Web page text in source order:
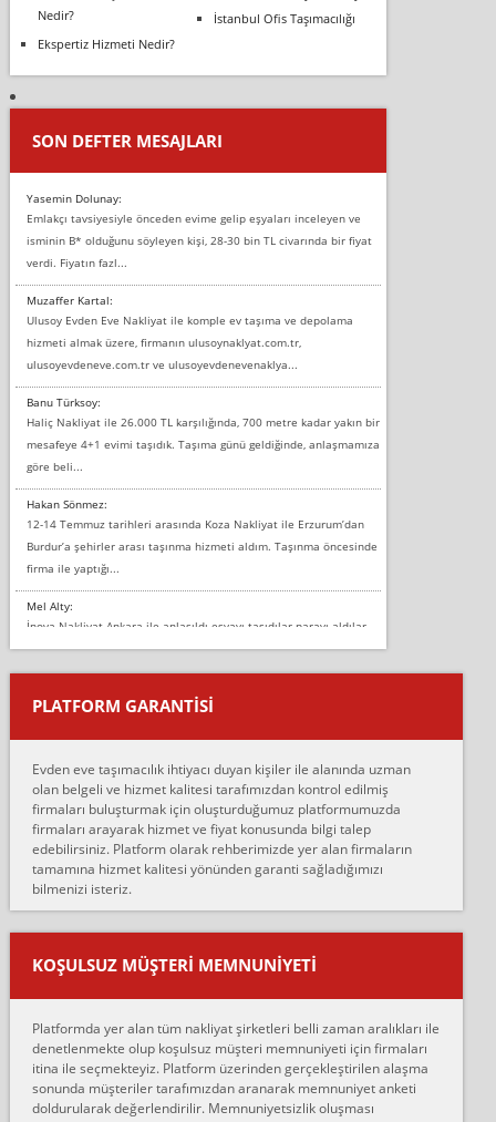
Nedir?
İstanbul Ofis Taşımacılığı
Ekspertiz Hizmeti Nedir?
SON DEFTER MESAJLARI
Yasemin Dolunay:
Emlakçı tavsiyesiyle önceden evime gelip eşyaları inceleyen ve
isminin B* olduğunu söyleyen kişi, 28-30 bin TL civarında bir fiyat
verdi. Fiyatın fazl...
Muzaffer Kartal:
Ulusoy Evden Eve Nakliyat ile komple ev taşıma ve depolama
hizmeti almak üzere, firmanın ulusoynaklyat.com.tr,
ulusoyevdeneve.com.tr ve ulusoyevdenevenaklya...
Banu Türksoy:
Haliç Nakliyat ile 26.000 TL karşılığında, 700 metre kadar yakın bir
mesafeye 4+1 evimi taşıdık. Taşıma günü geldiğinde, anlaşmamıza
göre beli...
Hakan Sönmez:
12-14 Temmuz tarihleri arasında Koza Nakliyat ile Erzurum’dan
Burdur’a şehirler arası taşınma hizmeti aldım. Taşınma öncesinde
firma ile yaptığı...
Mel Alty:
İnova Nakliyat Ankara ile anlaşıldı eşyayı taşıdılar parayı aldılar.
Salon duvarına bir baktım birisi boydan alüminyum renkli bantı
yapıştırm...
Murat:
çalıştıklarını, müş...
Ahmet:
Lüleburgaz güngünes evden eve naklyat eşyalarımı taşımak için
anlaştık sabah eve geldiklerinde de eşyalarımı düzgün şekilde
sarcaz demelerine r...
mehmet güldü:
Ankara ALİCANLAR NAKLİYAT Tutarsız ve ticari ahlak problemleri
var verdikleri fiyat teklifini arttırdılar. Sonrasında taşıma gününde
oldukça tutarsı...
Ankara Alicanlar naklyat tel 5465524025. 2600 TL'ye ankaradan
Konya ya Alicanlar naklyat la anlaştık bu şahıs evin taşınacağı gün
fiyatın mazoto gele...
Fatih kokmese:
PLATFORM GARANTİSİ
Evden eve taşımacılık ihtiyacı duyan kişiler ile alanında uzman
olan belgeli ve hizmet kalitesi tarafımızdan kontrol edilmiş
firmaları buluşturmak için oluşturduğumuz platformumuzda
firmaları arayarak hizmet ve fiyat konusunda bilgi talep
edebilirsiniz. Platform olarak rehberimizde yer alan firmaların
tamamına hizmet kalitesi yönünden garanti sağladığımızı
bilmenizi isteriz.
KOŞULSUZ MÜŞTERI MEMNUNIYETI
Platformda yer alan tüm nakliyat şirketleri belli zaman aralıkları ile
denetlenmekte olup koşulsuz müşteri memnuniyeti için firmaları
itina ile seçmekteyiz. Platform üzerinden gerçekleştirilen alaşma
sonunda müşteriler tarafımızdan aranarak memnuniyet anketi
doldurularak değerlendirilir. Memnuniyetsizlik oluşması